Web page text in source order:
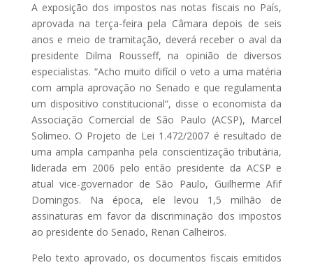
A exposição dos impostos nas notas fiscais no País,
aprovada na terça-feira pela Câmara depois de seis
anos e meio de tramitação, deverá receber o aval da
presidente Dilma Rousseff, na opinião de diversos
especialistas. “Acho muito difícil o veto a uma matéria
com ampla aprovação no Senado e que regulamenta
um dispositivo constitucional“, disse o economista da
Associação Comercial de São Paulo (ACSP), Marcel
Solimeo. O Projeto de Lei 1.472/2007 é resultado de
uma ampla campanha pela conscientização tributária,
liderada em 2006 pelo então presidente da ACSP e
atual vice-governador de São Paulo, Guilherme Afif
Domingos. Na época, ele levou 1,5 milhão de
assinaturas em favor da discriminação dos impostos
ao presidente do Senado, Renan Calheiros.
Pelo texto aprovado, os documentos fiscais emitidos